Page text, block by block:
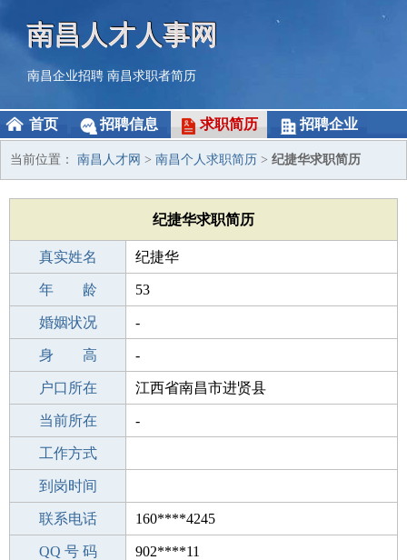
南昌人才人事网
南昌企业招聘 南昌求职者简历
首页 招聘信息 求职简历 招聘企业
当前位置： 南昌人才网 > 南昌个人求职简历 > 纪捷华求职简历
纪捷华求职简历
真实姓名 纪捷华
性 别 男
年 龄 53
出生年月 1973-08-22
婚姻状况 -
学 历 初中
身 高 -
毕业学校 莆田莒溪初级中学
户口所在 江西省南昌市进贤县
所学专业 -
当前所在 -
工作经验
工作方式
驾 照
到岗时间
期望月薪
联系电话 160****4245
手机号码 160****4245
QQ 号 码 902****11